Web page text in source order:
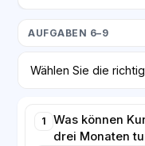
AUFGABEN 6–9
Wählen Sie die
1
Was können
drei Monaten